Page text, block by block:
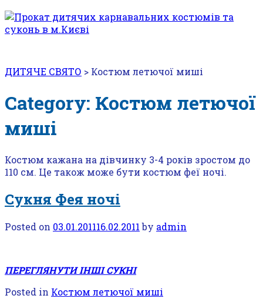
ДИТЯЧЕ СВЯТО > Костюм летючої миші
Category: Костюм летючої
миші
Костюм кажана на дівчинку 3-4 років зростом до
110 см. Це також може бути костюм феї ночі.
Сукня Фея ночі
Posted on 03.01.201116.02.2011 by admin
ПЕРЕГЛЯНУТИ ІНШІ СУКНІ
Posted in Костюм летючої миші